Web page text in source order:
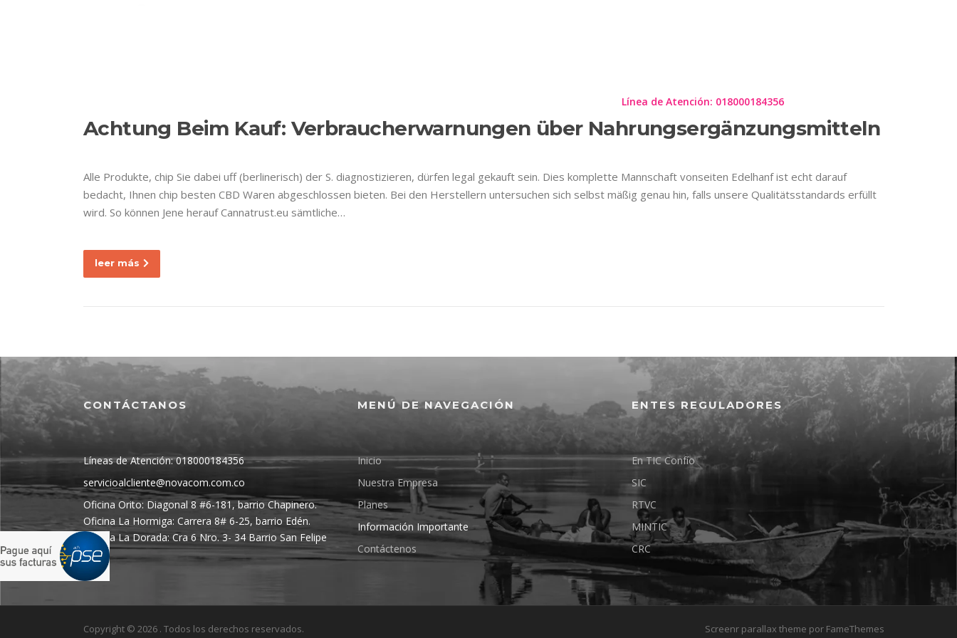
Línea de Atención: 018000184356
Achtung Beim Kauf: Verbraucherwarnungen über Nahrungsergänzungsmitteln
Alle Produkte, chip Sie dabei uff (berlinerisch) der S. diagnostizieren, dürfen legal gekauft sein. Dies komplette Mannschaft vonseiten Edelhanf ist echt darauf
bedacht, Ihnen chip besten CBD Waren abgeschlossen bieten. Bei den Herstellern untersuchen sich selbst mäßig genau hin, falls unsere Qualitätsstandards erfüllt
wird. So können Jene herauf Cannatrust.eu sämtliche…
leer más
CONTÁCTANOS
Líneas de Atención: 018000184356
servicioalcliente@novacom.com.co
Oficina Orito: Diagonal 8 #6-181, barrio Chapinero.
Oficina La Hormiga: Carrera 8# 6-25, barrio Edén.
Oficina La Dorada: Cra 6 Nro. 3- 34 Barrio San Felipe
MENÚ DE NAVEGACIÓN
Inicio
Nuestra Empresa
Planes
Información Importante
Contáctenos
ENTES REGULADORES
En TIC Confío
SIC
RTVC
MINTIC
CRC
Copyright © 2026 . Todos los derechos reservados. Screenr parallax theme por FameThemes